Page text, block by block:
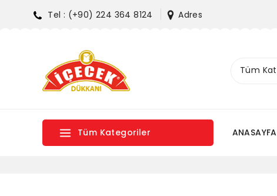
Tel : (+90) 224 364 8124 Adres
Tüm Kategoriler ANASAYFA